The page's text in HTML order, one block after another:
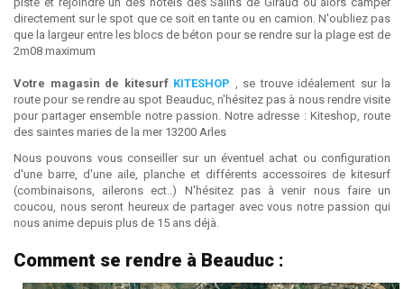
directement sur le spot que ce soit en tante ou en camion. N'oubliez pas
que la largeur entre les blocs de béton pour se rendre sur la plage est de
2m08 maximum
Votre magasin de kitesurf KITESHOP , se trouve idéalement sur la
route pour se rendre au spot Beauduc, n'hésitez pas à nous rendre visite
pour partager ensemble notre passion. Notre adresse : Kiteshop, route
des saintes maries de la mer 13200 Arles
Nous pouvons vous conseiller sur un éventuel achat ou configuration
d'une barre, d'une aile, planche et différents accessoires de kitesurf
(combinaisons, ailerons ect..) N'hésitez pas à venir nous faire un
coucou, nous seront heureux de partager avec vous notre passion qui
nous anime depuis plus de 15 ans déjà.
Comment se rendre à Beauduc :